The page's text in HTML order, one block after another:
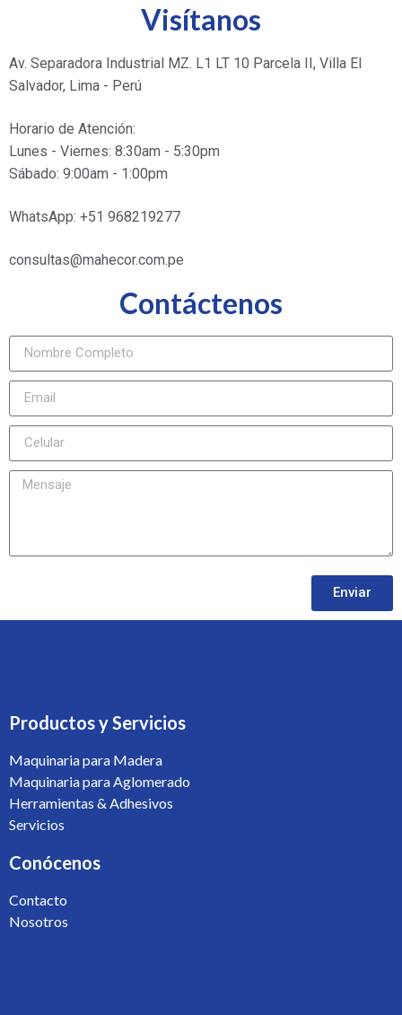
Visítanos
Av. Separadora Industrial MZ. L1 LT 10 Parcela II, Villa El
Salvador, Lima - Perú
Horario de Atención:
Lunes - Viernes: 8:30am - 5:30pm
Sábado: 9:00am - 1:00pm
WhatsApp: +51 968219277
consultas@mahecor.com.pe
Contáctenos
Enviar
Productos y Servicios
Maquinaria para Madera
Maquinaria para Aglomerado
Herramientas & Adhesivos
Servicios
Conócenos
Contacto
Nosotros